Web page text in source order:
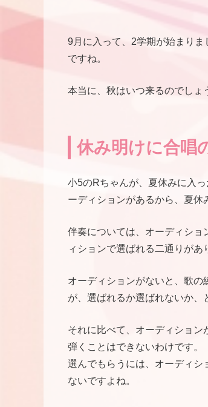
9月に入って、2学期が始まり
ですね。
本当に、秋はいつ来るのでしょ
休み明けに合唱
小5のRちゃんが、夏休みに入
ーディションがあるから、夏休
伴奏については、オーディショ
ィションで選ばれる二通りがあ
オーディションがないと、歌
が、選ばれるか選ばれないか、
それに比べて、オーディショ
弾くことはできないわけです。
選んでもらうには、オーディシ
ないですよね。